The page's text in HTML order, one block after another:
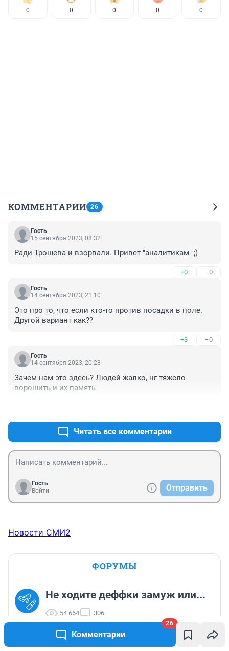
Комментарии
26
0 0 0 0 0
КОММЕНТАРИИ 26
Гость
15 сентября 2023, 08:32
Ради Трошева и взорвали. Привет "аналитикам" ;)
+0 –0
Гость
14 сентября 2023, 21:10
Это про то, что если кто-то против посадки в поле.
Другой вариант как??
+3 –0
Гость
14 сентября 2023, 20:28
Зачем нам это здесь? Людей жалко, нг тяжело
ворошить и их память
Читать все комментарии
Гость
Войти
Отправить
Новости СМИ2
ФОРУМЫ
Не ходите деффки замуж или...
54 664 306
Контроль раскрытия шейки